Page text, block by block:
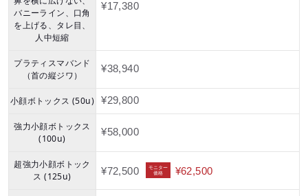
バニーライン、口角
を上げる、タレ目、
人中短縮
¥17,380
プラティスマバンド
（首の縦ジワ）
¥38,940
小顔ボトックス (50u) ¥29,800
強力小顔ボトックス
(100u)
¥58,000
超強力小顔ボトック
ス (125u)
¥72,500
モニター
価格
¥62,500